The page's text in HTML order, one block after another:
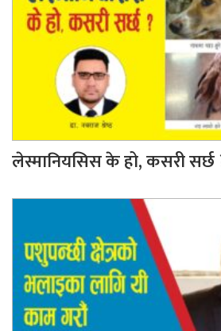
लेस्मानियसिस के हो, कसरी सर्छ